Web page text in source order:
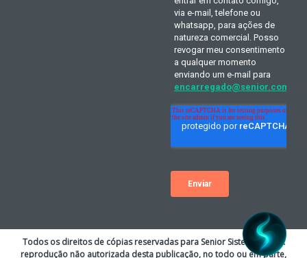
Todos os direitos de cópias reservadas para Senior Sistemas S.A. A
reprodução não autorizada desta publicação, no todo ou em parte,